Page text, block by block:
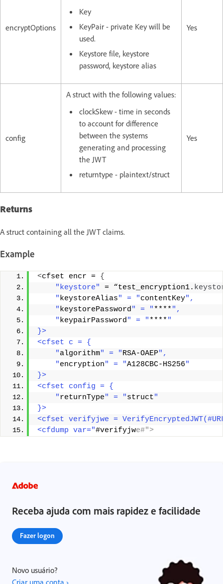
encryptOptions
Key
KeyPair - private Key will be
used.
Keystore file, keystore
password, keystore alias
Yes
config
A struct with the following values:
clockSkew - time in seconds
to account for difference
between the systems
generating and processing
the JWT
returntype - plaintext/struct
Yes
Returns
A struct containing all the JWT claims.
Example
<cfset encr = {
"keystore"
= “test_encryption1.
    "
keystoreAlias" = "contentKey",
    "
keystorePassword" = " **** ",
    "
keypairPassword" = " **** "
}>
<cfset c = {
    "
algorithm" = "RSA-OAEP",
    "
encryption" = "A128CBC-HS256"
}>
<cfset config = {
    "
returnType" = "struct"
}>
<cfset verifyjwe =
<cfdump var="#verifyjwe#">
Receba ajuda com mais rapidez e facilidade
Fazer logon
Novo usuário?
Criar uma conta ›